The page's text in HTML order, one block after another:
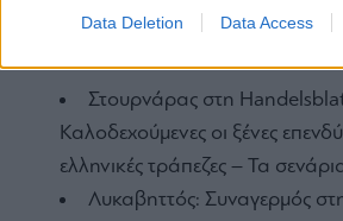
Data Deletion Data Access
Στουρνάρας στη
Καλοδεχούμενες οι ξένες
ελληνικές τράπεζες – Τα
Λυκαβηττός: Συναγερμός